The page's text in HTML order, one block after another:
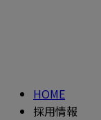
HOME
採用情報